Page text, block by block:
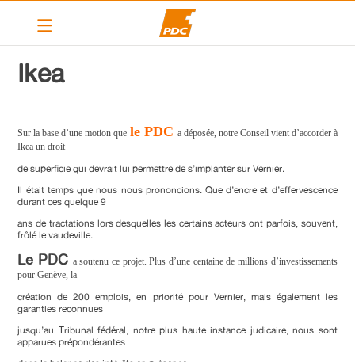
Le PDC Vernier
Articles
Contact
PDC cantonal
Ikea
Sur la base d’une motion que le PDC a déposée, notre Conseil vient d’accorder à
Ikea un droit
de superficie qui devrait lui permettre de s’implanter sur Vernier.
Il était temps que nous nous prononcions. Que d’encre et d’effervescence
durant ces quelque 9
ans de tractations lors desquelles les certains acteurs ont parfois, souvent,
frôlé le vaudeville.
Le PDC a soutenu ce projet. Plus d’une centaine de millions d’investissements
pour Genève, la
création de 200 emplois, en priorité pour Vernier, mais également les
garanties reconnues
jusqu’au Tribunal fédéral, notre plus haute instance judicaire, nous sont
apparues prépondérantes